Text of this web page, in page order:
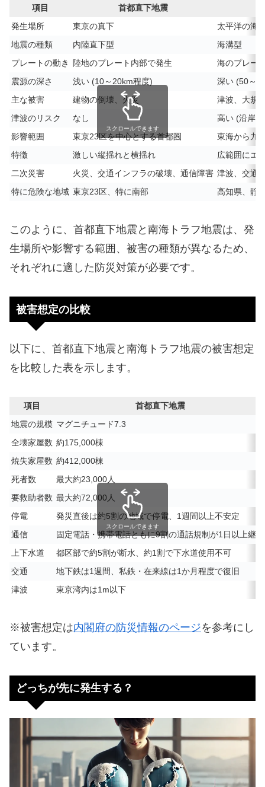
項目
首都直下地震
発生場所
東京の真下
太平洋の海
地震の種類
内陸直下型
海溝型
プレートの動き
陸地のプレート内部で発生
海のプレー
震源の深さ
浅い (10～20km程度)
深い (50～
主な被害
建物の倒壊、火災
津波、大規
津波のリスク
なし
高い (沿岸
影響範囲
東京23区を中心とする首都圏
東海から九
特徴
激しい縦揺れと横揺れ
広範囲にエ
二次災害
火災、交通インフラの破壊、通信障害 津波、交通
特に危険な地域 東京23区、特に南部 高知県、静
スクロールできます
このように、首都直下地震と南海トラフ地震は、発
生場所や影響する範囲、被害の種類が異なるため、
それぞれに適した防災対策が必要です。
被害想定の比較
以下に、首都直下地震と南海トラフ地震の被害想定
を比較した表を示します。
項目
首都直下地震
地震の規模 マグニチュード7.3
全壊家屋数 約175,000棟
焼失家屋数 約412,000棟
死者数
最大約23,000人
要救助者数 最大約72,000人
停電
発災直後は約5割の地域で停電、1週間以上不安定
通信
固定電話・携帯電話ともに9割の通話規制が1日以上継続
上下水道
都区部で約5割が断水、約1割で下水道使用不可
交通
地下鉄は1週間、私鉄・在来線は1か月程度で復旧
津波
東京湾内は1m以下
スクロールできます
※被害想定は内閣府の防災情報のページを参考にし
ています。
どっちが先に発生する？